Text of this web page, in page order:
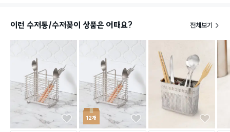
이런 수저통/수저꽂이 상품은 어때요? 전체보기
12개